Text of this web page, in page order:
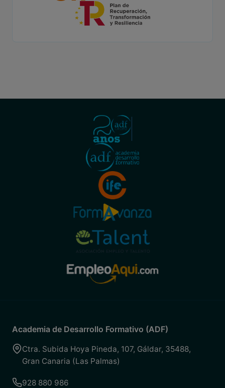
Academia de Desarrollo Formativo (ADF)
Ctra. Subida Hoya Pineda, 107, Gáldar, 35488,
Gran Canaria (Las Palmas)
928 880 986